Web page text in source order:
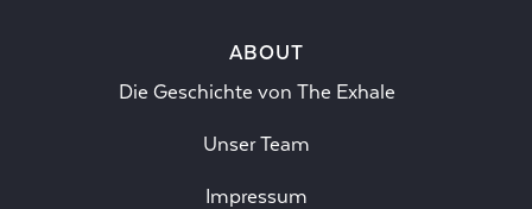
ABOUT
Die Geschichte von The Exhale
Unser Team
Impressum